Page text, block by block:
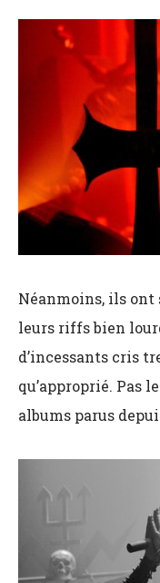
Néanmoins, ils ont
leurs riffs bien
d’incessants cris
qu’approprié. Pas
albums parus